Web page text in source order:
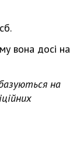
вона досі на
на